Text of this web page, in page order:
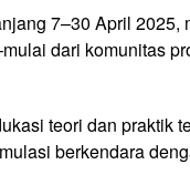
7–30 April
dari komunitas
teori dan praktik
berkendara